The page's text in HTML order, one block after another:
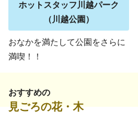
ホットスタッフ川越パーク
（川越公園）
おなかを満たして公園をさらに
満喫！！
おすすめの
見ごろの花・木